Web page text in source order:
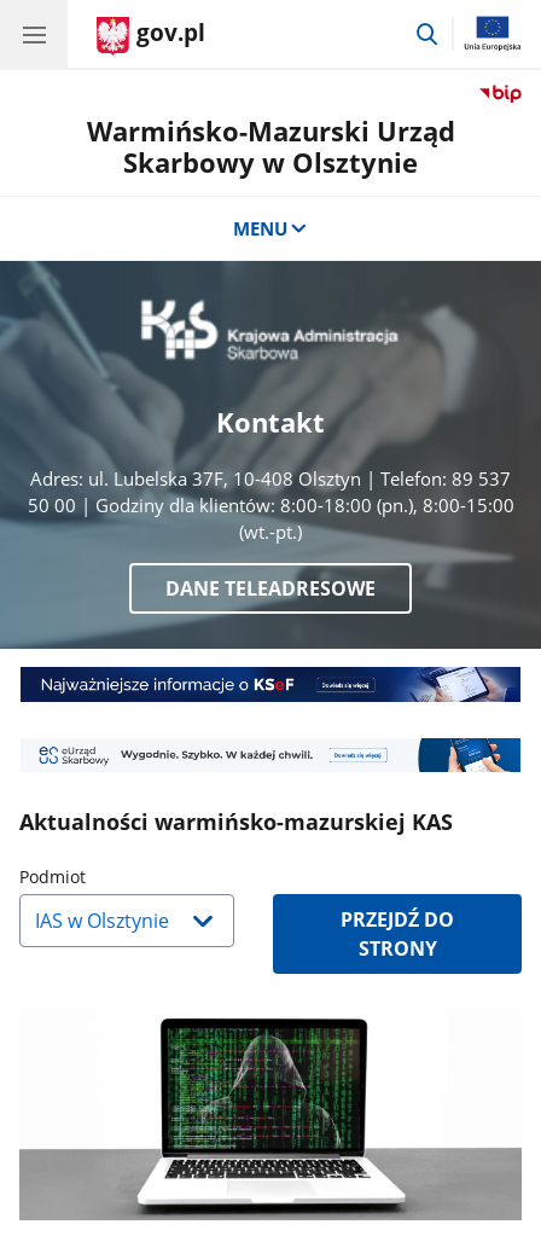
gov.pl
przejdź
Warmińsko-Mazurski Urząd
Skarbowy w Olsztynie
MENU
Kontakt
Adres: ul. Lubelska 37F, 10-408 Olsztyn | Telefon: 89 537
50 00 | Godziny dla klientów: 8:00-18:00 (pn.), 8:00-15:00
(wt.-pt.)
DANE TELEADRESOWE
Baner
1
Baner
Aktualności warmińsko-mazurskiej KAS
PodmiotNaciśnij
strzałkę
w
dół,
odpowiednią
zaktualizują
automatycznie.
PRZEJDŹ DO
STRONY